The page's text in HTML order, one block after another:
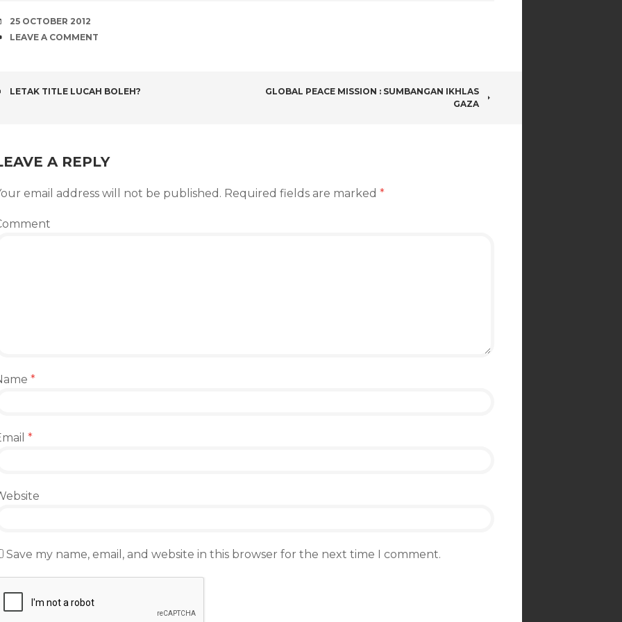
DATE
25 OCTOBER 2012
COMMENTS
LEAVE A COMMENT
LETAK TITLE LUCAH BOLEH?
GLOBAL PEACE MISSION : SUMBANGAN IKHLAS
GAZA
A REPLY
email address will not be published. Required fields are marked *
*
*
Save my name, email, and website in this browser for the next time I comment.